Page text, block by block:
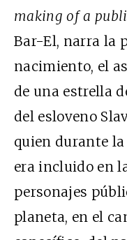
making of a
Bar-El, narra la
nacimiento, el
de una estrella
del esloveno
quien durante la
era incluido en
personajes
planeta, en el